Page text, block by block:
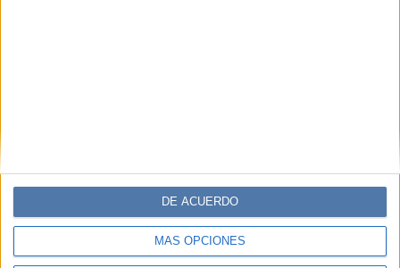
MÁS OPCIONES
DE ACUERDO